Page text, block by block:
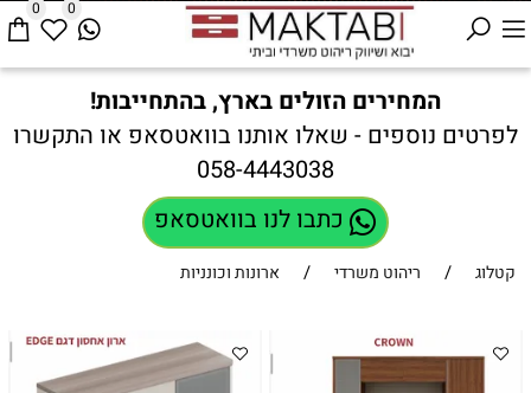
0 0
המחירים הזולים בארץ, בהתחייבות!
לפרטים נוספים - שאלו אותנו בוואטסאפ או התקשרו
058-4443038
כתבו לנו בוואטסאפ
קטלוג / ריהוט משרדי / ארונות וכונניות